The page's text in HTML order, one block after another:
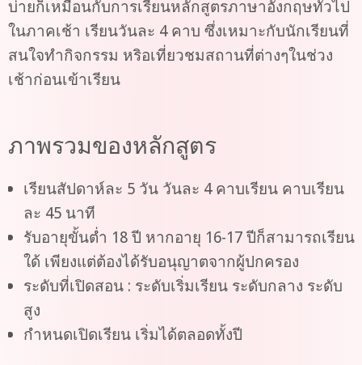
บ่ายก็เหมือนกับการเรียนหลักสูตรภาษาอังกฤษทั่วไป
ในภาคเช้า เรียนวันละ 4 คาบ ซึ่งเหมาะกับนักเรียนที่
สนใจทำกิจกรรม หริอเที่ยวชมสถานที่ต่างๆในช่วง
เช้าก่อนเข้าเรียน
ภาพรวมของหลักสูตร
เรียนสัปดาห์ละ 5 วัน วันละ 4 คาบเรียน คาบเรียน
ละ 45 นาที
รับอายุขั้นต่ำ 18 ปี หากอายุ 16-17 ปีก็สามารถเรียน
ใด้ เพียงแต่ต้องได้รับอนุญาตจากผู้ปกครอง
ระดับที่เปิดสอน : ระดับเริ่มเรียน ระดับกลาง ระดับ
สูง
กำหนดเปิดเรียน เริ่มได้ตลอดทั้งปี